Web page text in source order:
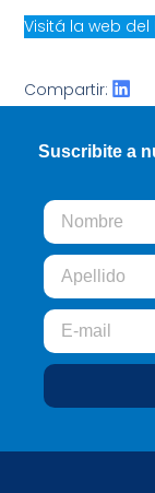
Visitá la web
Compartir:
Suscribite a